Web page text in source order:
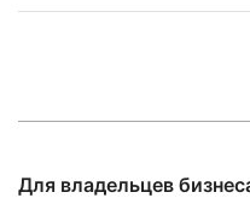
Для владельцев